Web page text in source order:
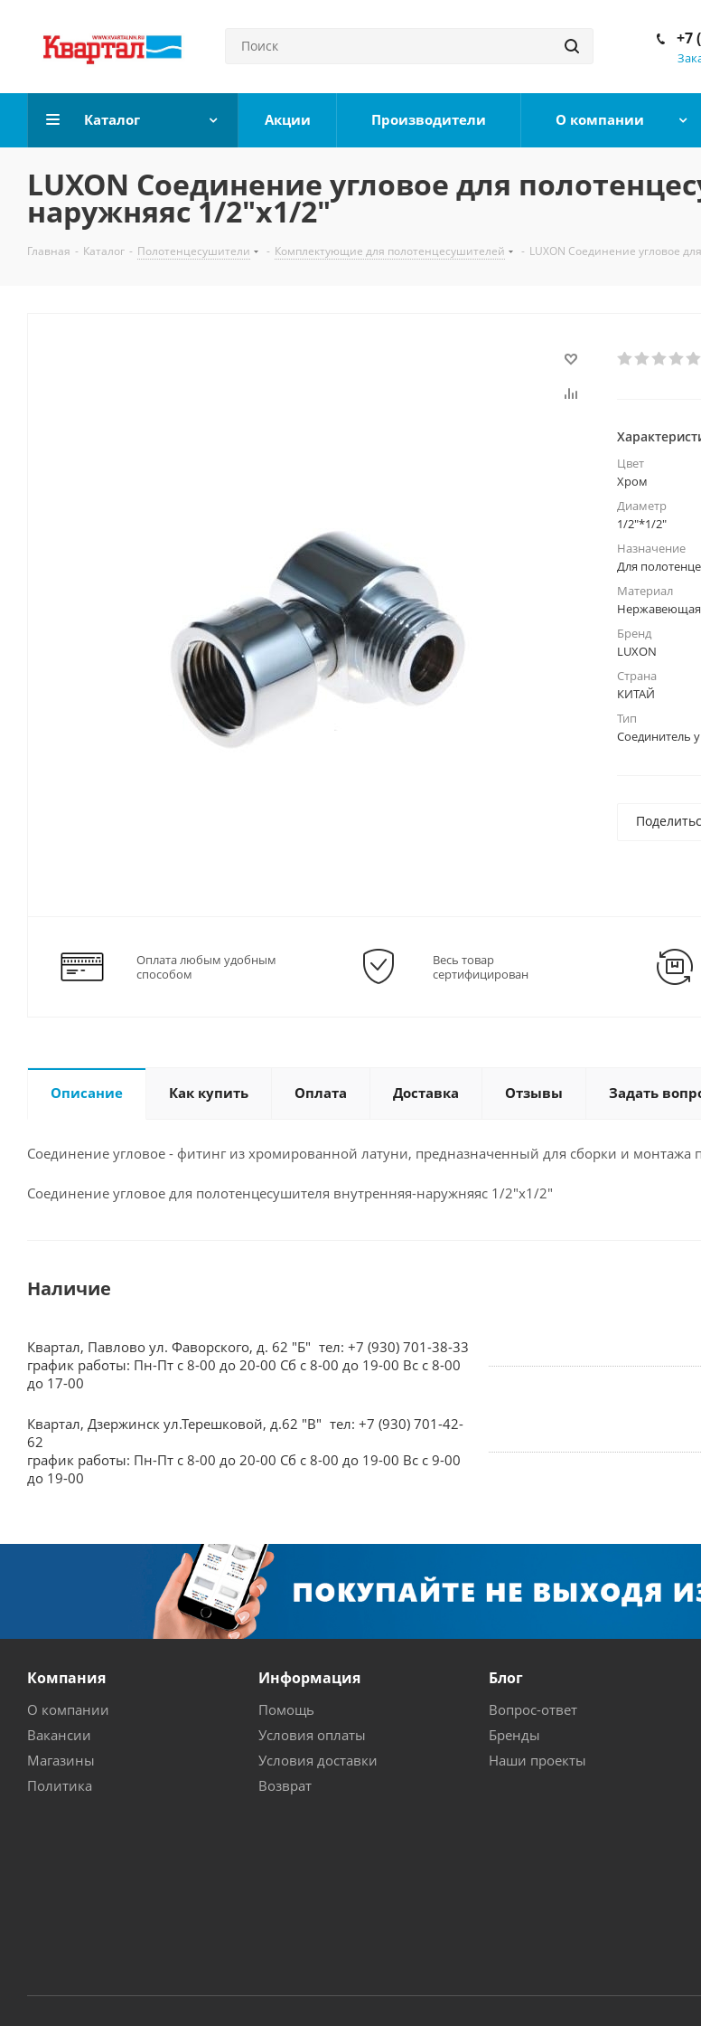
+7
Каталог Акции Производители О компании
LUXON Соединение угловое для
наружняяс 1/2"х1/2"
Главная - Каталог - Полотенцесушители - Комплектующие для полотенцесушителей - LUXON Соединение угловое
Цвет
Хром
Диаметр
1/2"*1/2"
Назначение
Для
Материал
Нержавеющая
Бренд
LUXON
Страна
КИТАЙ
Тип
Соединитель
Оплата любым удобным
способом
Весь товар
сертифицирован
Описание Как купить Оплата Доставка Отзывы Задать
Соединение угловое - фитинг из хромированной латуни, предназначенный для сборки и монтажа
Соединение угловое для полотенцесушителя внутренняя-наружняяс 1/2"х1/2"
Наличие
Квартал, Павлово ул. Фаворского, д. 62 "Б" тел: +7 (930) 701-38-33
график работы: Пн-Пт с 8-00 до 20-00 Сб с 8-00 до 19-00 Вс с 8-00
до 17-00
Квартал, Дзержинск ул.Терешковой, д.62 "В" тел: +7 (930) 701-42-
62
график работы: Пн-Пт с 8-00 до 20-00 Сб с 8-00 до 19-00 Вс с 9-00
до 19-00
Компания
О компании
Вакансии
Магазины
Политика
Информация
Помощь
Условия оплаты
Условия доставки
Возврат
Блог
Вопрос-ответ
Бренды
Наши проекты